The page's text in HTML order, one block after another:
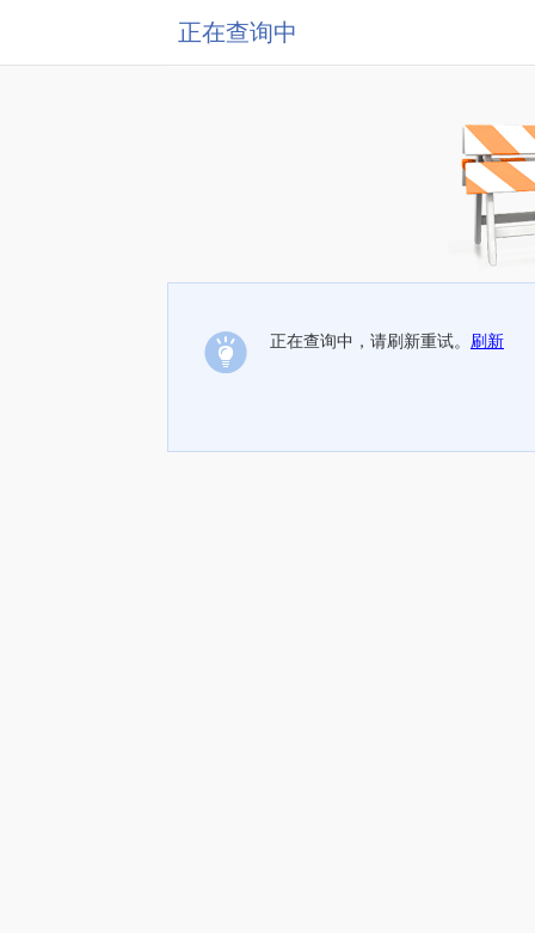
正在查询中
正在查询中，请刷新重试。 刷新